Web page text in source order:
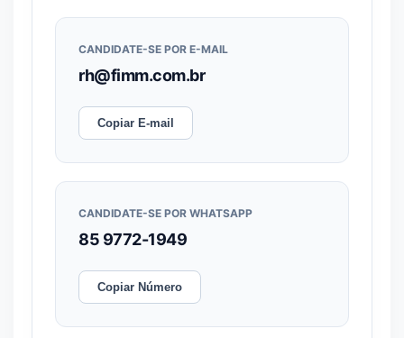
CANDIDATE-SE POR E-MAIL
rh@fimm.com.br
Copiar E-mail
CANDIDATE-SE POR WHATSAPP
85 9772-1949
Copiar Número